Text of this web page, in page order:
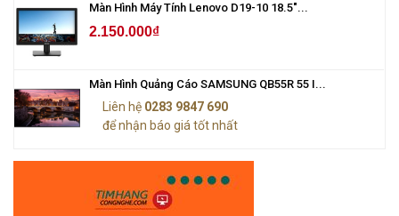
Màn Hình Máy Tính Lenovo D19-10 18.5"...
2.150.000₫
Màn Hình Quảng Cáo SAMSUNG QB55R 55 I...
Liên hệ 0283 9847 690
để nhận báo giá tốt nhất